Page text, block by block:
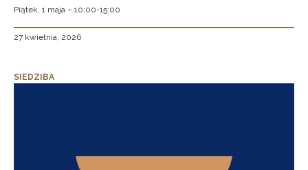
Piątek, 1 maja – 10:00-15:00
27 kwietnia, 2026
SIEDZIBA